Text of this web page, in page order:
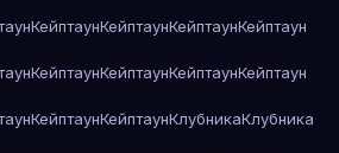
КейптаунКейптаунКейптаунКейптаун
КейптаунКейптаунКейптаунКейптаун
КейптаунКейптаунКлубникаКлубника